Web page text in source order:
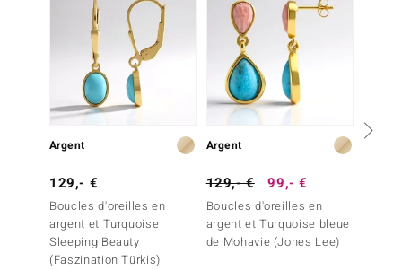
Argent
129,- €
Boucles d'oreilles en
argent et Turquoise
Sleeping Beauty
(Faszination Türkis)
Argent
129,- € 99,- €
Boucles d'oreilles en
argent et Turquoise bleue
de Mohavie (Jones Lee)